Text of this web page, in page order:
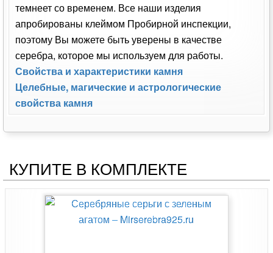
темнеет со временем. Все наши изделия
апробированы клеймом Пробирной инспекции,
поэтому Вы можете быть уверены в качестве
серебра, которое мы используем для работы.
Свойства и характеристики камня
Целебные, магические и астрологические
свойства камня
КУПИТЕ В КОМПЛЕКТЕ